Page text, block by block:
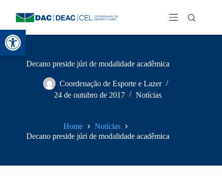
Abrir a barra de ferramentas
Decano preside júri de modalidade acadêmica
Coordenação de Esporte e Lazer
24 de outubro de 2017
Notícias
Home
Notícias
Decano preside júri de modalidade acadêmica